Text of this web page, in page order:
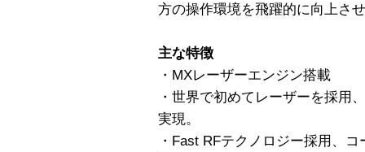
方の操作環境を飛躍的に向上さ
主な特徴
・MXレーザーエンジン搭載
・世界で初めてレーザーを採用
実現。
・Fast RFテクノロジー採用、